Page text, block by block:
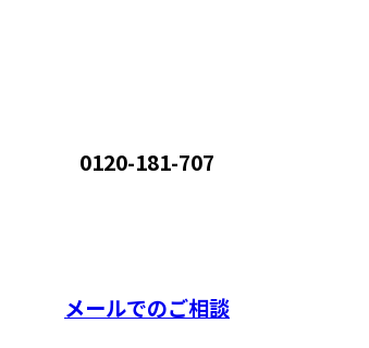
0120-181-707
メールでのご相談